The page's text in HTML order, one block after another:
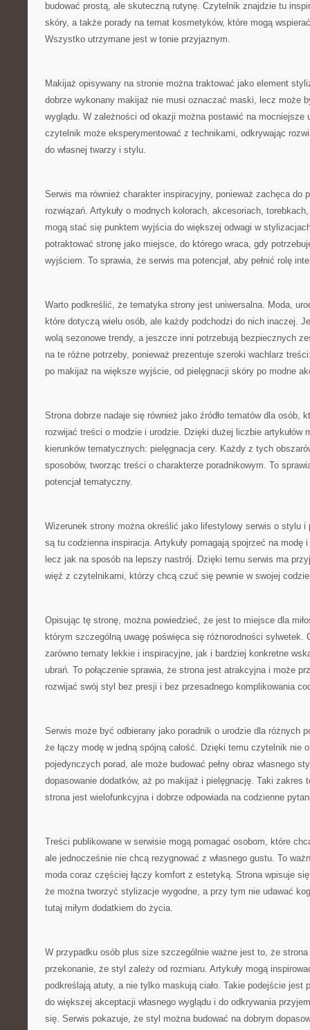
budować prostą, ale skuteczną rutynę. Czytelnik znajdzie tu
skóry, a także porady na temat kosmetyków, które mogą
Wszystko utrzymane jest w tonie przyjaznym.
Makijaż opisywany na stronie można traktować jako element
dobrze wykonany makijaż nie musi oznaczać maski, lecz może
wyglądu. W zależności od okazji można postawić na mocniejsze
czytelnik może eksperymentować z technikami, odkrywając
do własnej twarzy i stylu.
Serwis ma również charakter inspiracyjny, ponieważ zachęca do
rozwiązań. Artykuły o modnych kolorach, akcesoriach,
mogą stać się punktem wyjścia do większej odwagi w
potraktować stronę jako miejsce, do którego wraca, gdy
wyjściem. To sprawia, że serwis ma potencjał, aby pełnić rolę
Warto podkreślić, że tematyka strony jest uniwersalna. Moda,
które dotyczą wielu osób, ale każdy podchodzi do nich inaczej.
wolą sezonowe trendy, a jeszcze inni potrzebują bezpiecznych
na te różne potrzeby, ponieważ prezentuje szeroki wachlarz
po makijaż na większe wyjście, od pielęgnacji skóry po modne
Strona dobrze nadaje się również jako źródło tematów dla osób,
rozwijać treści o modzie i urodzie. Dzięki dużej liczbie artykułów
kierunków tematycznych: pielęgnacja cery. Każdy z tych
sposobów, tworząc treści o charakterze poradnikowym. To
potencjał tematyczny.
Wizerunek strony można określić jako lifestylowy serwis o stylu i
są tu codzienna inspiracja. Artykuły pomagają spojrzeć na modę
lecz jak na sposób na lepszy nastrój. Dzięki temu serwis ma
więź z czytelnikami, którzy chcą czuć się pewnie w swojej
Opisując tę stronę, można powiedzieć, że jest to miejsce dla
którym szczególną uwagę poświęca się różnorodności sylwetek.
zarówno tematy lekkie i inspiracyjne, jak i bardziej konkretne
ubrań. To połączenie sprawia, że strona jest atrakcyjna i może
rozwijać swój styl bez presji i bez przesadnego komplikowania
Serwis może być odbierany jako poradnik o urodzie dla różnych
że łączy modę w jedną spójną całość. Dzięki temu czytelnik nie
pojedynczych porad, ale może budować pełny obraz własnego
dopasowanie dodatków, aż po makijaż i pielęgnację. Taki zakres
strona jest wielofunkcyjna i dobrze odpowiada na codzienne
Treści publikowane w serwisie mogą pomagać osobom, które
ale jednocześnie nie chcą rezygnować z własnego gustu. To
moda coraz częściej łączy komfort z estetyką. Strona wpisuje
że można tworzyć stylizacje wygodne, a przy tym nie udawać
tutaj miłym dodatkiem do życia.
W przypadku osób plus size szczególnie ważne jest to, że strona
przekonanie, że styl zależy od rozmiaru. Artykuły mogą
podkreślają atuty, a nie tylko maskują ciało. Takie podejście jest
do większej akceptacji własnego wyglądu i do odkrywania
się. Serwis pokazuje, że styl można budować na dobrym